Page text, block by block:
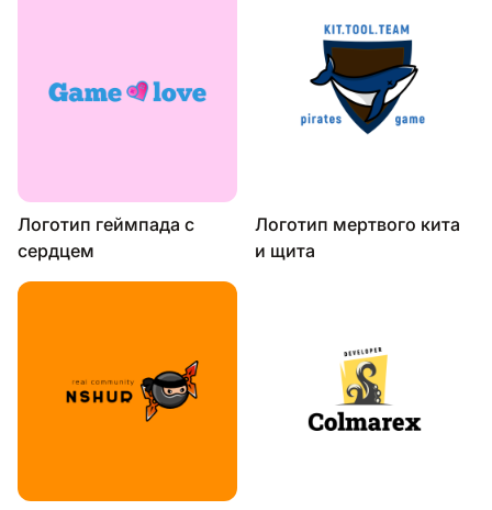
Логотип геймпада с
сердцем
Логотип мертвого кита
и щита